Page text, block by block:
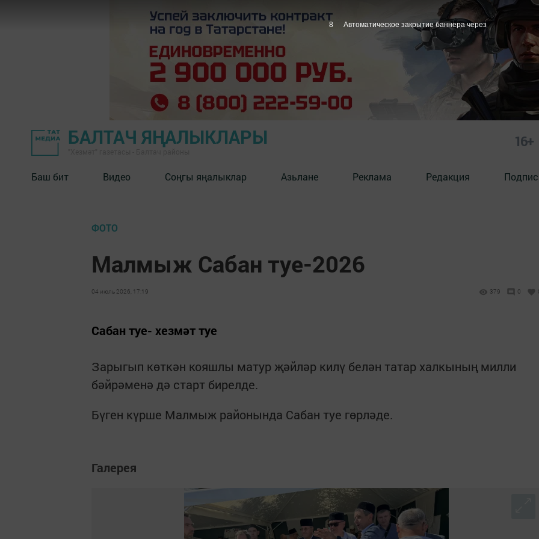
БАЛТАЧ ЯҢАЛЫКЛАРЫ 16+
Баш бит Видео Соңгы яңалыклар Азьлане Реклама Редакция
ФОТО
Малмыж Сабан туе-2026
04 июль 2026, 17:19 379 0
Сабан туе- хезмәт туе
Зарыгып көткән кояшлы матур җәйләр килү белән татар халкының милли
бәйрәменә дә старт бирелде.
Бүген күрше Малмыж районында Сабан туе гөрләде.
Галерея
7 Автоматическое закрытие баннера через